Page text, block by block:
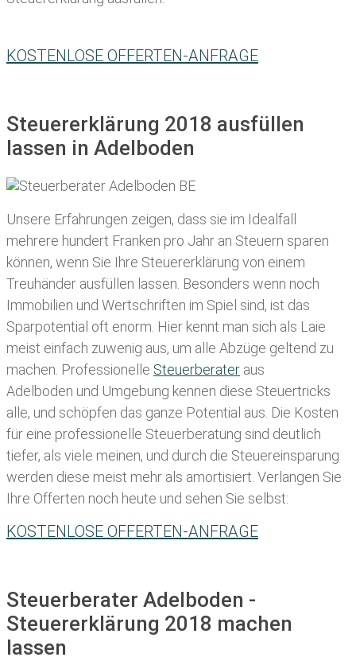
KOSTENLOSE OFFERTEN-ANFRAGE
Steuererklärung 2018 ausfüllen
lassen in Adelboden
Unsere Erfahrungen zeigen, dass sie im Idealfall
mehrere hundert Franken pro Jahr an Steuern sparen
können, wenn Sie Ihre Steuererklärung von einem
Treuhänder ausfüllen lassen . Besonders wenn noch
Immobilien und Wertschriften im Spiel sind, ist das
Sparpotential oft enorm. Hier kennt man sich als Laie
meist einfach zuwenig aus, um alle Abzüge geltend zu
machen. Professionelle Steuerberater aus
Adelboden und Umgebung kennen diese Steuertricks
alle, und schöpfen das ganze Potential aus. Die Kosten
für eine professionelle Steuerberatung sind deutlich
tiefer, als viele meinen, und durch die Steuereinsparung
werden diese meist mehr als amortisiert. Verlangen Sie
Ihre Offerten noch heute und sehen Sie selbst:
KOSTENLOSE OFFERTEN-ANFRAGE
Steuerberater Adelboden -
Steuererklärung 2018 machen
lassen